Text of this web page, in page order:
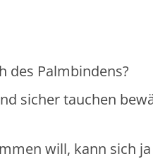
des Palmbindens?
sicher tauchen
will, kann sich